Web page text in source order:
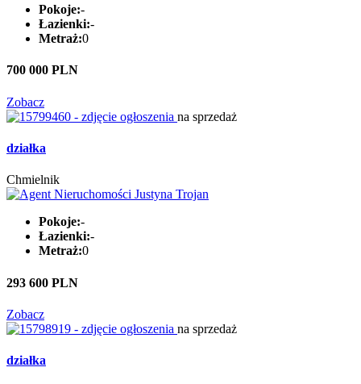
Pokoje:-
Łazienki:-
Metraż:0
700 000 PLN
Zobacz
na sprzedaż
działka
Chmielnik
Pokoje:-
Łazienki:-
Metraż:0
293 600 PLN
Zobacz
na sprzedaż
działka